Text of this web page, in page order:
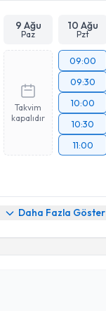
9 Ağu
Paz
10 Ağu
Pzt
Takvim
kapalıdır
09:00
09:30
10:00
10:30
11:00
Daha Fazla Göster